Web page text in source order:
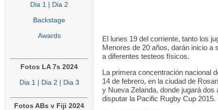
Dia 1 | Dia 2
Backstage
Awards
Fotos LA 7s 2024
Dia 1 | Dia 2 | Dia 3
Fotos ABs v Fiji 2024
El lunes 19 del corriente, tanto los
Menores de 20 años, darán inicio
a diferentes testeos físicos.
La primera concentración nacional
14 de febrero, en la ciudad de
y Nueva Zelanda, donde jugará
disputar la Pacific Rugby Cup 2015.